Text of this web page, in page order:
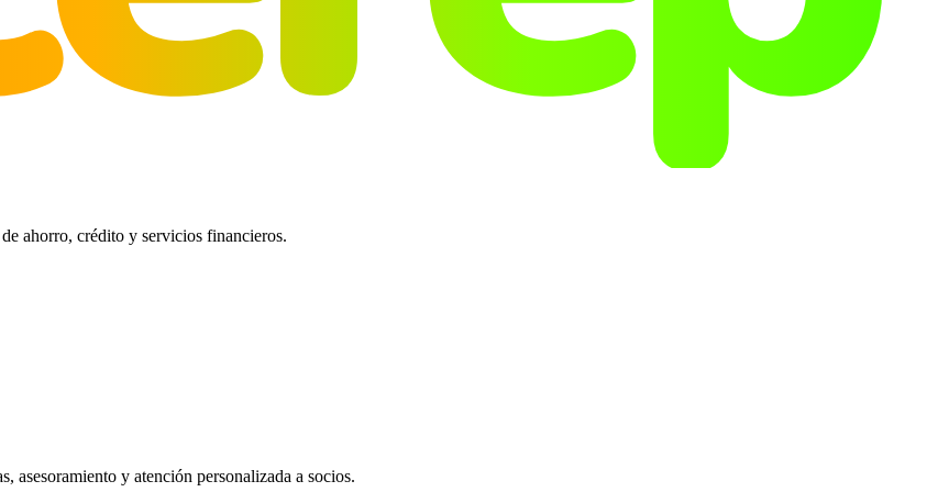
ahorro, crédito y servicios financieros.
asesoramiento y atención personalizada a socios.